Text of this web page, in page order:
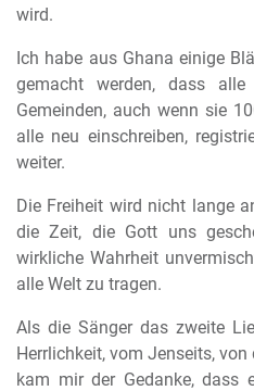
wird.
Ich habe aus Ghana einige
gemacht werden, dass alle
Gemeinden, auch wenn sie
alle neu einschreiben,
weiter.
Die Freiheit wird nicht lange
die Zeit, die Gott uns
wirkliche Wahrheit
alle Welt zu tragen.
Als die Sänger das zweite
Herrlichkeit, vom Jenseits,
kam mir der Gedanke, dass